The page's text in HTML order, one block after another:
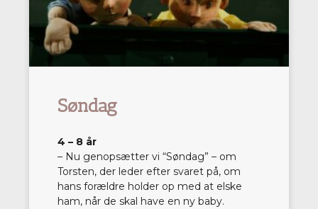
Søndag
4 – 8 år
– Nu genopsætter vi “Søndag” – om
Torsten, der leder efter svaret på, om
hans forældre holder op med at elske
ham, når de skal have en ny baby.